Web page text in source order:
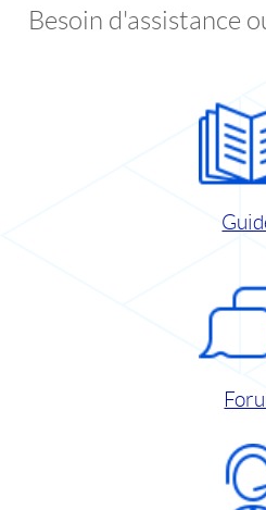
Besoin d'assistance